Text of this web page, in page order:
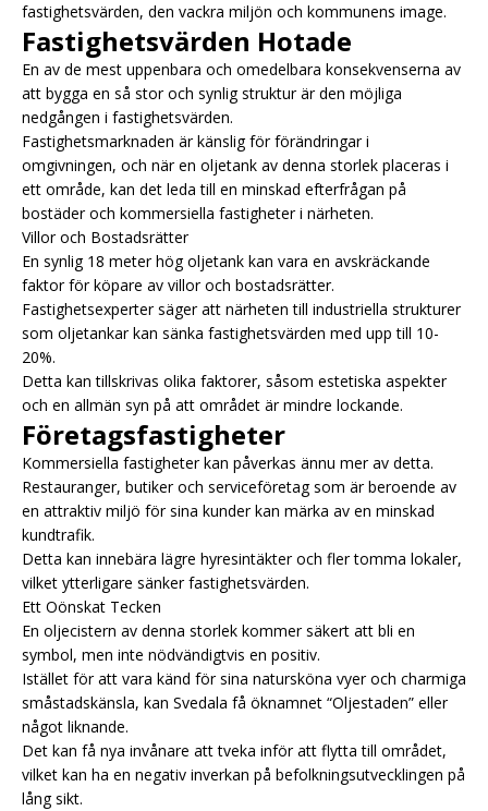
fastighetsvärden, den vackra miljön och kommunens image.
Fastighetsvärden Hotade
En av de mest uppenbara och omedelbara konsekvenserna av
att bygga en så stor och synlig struktur är den möjliga
nedgången i fastighetsvärden.
Fastighetsmarknaden är känslig för förändringar i
omgivningen, och när en oljetank av denna storlek placeras i
ett område, kan det leda till en minskad efterfrågan på
bostäder och kommersiella fastigheter i närheten.
Villor och Bostadsrätter
En synlig 18 meter hög oljetank kan vara en avskräckande
faktor för köpare av villor och bostadsrätter.
Fastighetsexperter säger att närheten till industriella strukturer
som oljetankar kan sänka fastighetsvärden med upp till 10-
20%.
Detta kan tillskrivas olika faktorer, såsom estetiska aspekter
och en allmän syn på att området är mindre lockande.
Företagsfastigheter
Kommersiella fastigheter kan påverkas ännu mer av detta.
Restauranger, butiker och serviceföretag som är beroende av
en attraktiv miljö för sina kunder kan märka av en minskad
kundtrafik.
Detta kan innebära lägre hyresintäkter och fler tomma lokaler,
vilket ytterligare sänker fastighetsvärden.
Ett Oönskat Tecken
En oljecistern av denna storlek kommer säkert att bli en
symbol, men inte nödvändigtvis en positiv.
Istället för att vara känd för sina natursköna vyer och charmiga
småstadskänsla, kan Svedala få öknamnet “Oljestaden” eller
något liknande.
Det kan få nya invånare att tveka inför att flytta till området,
vilket kan ha en negativ inverkan på befolkningsutvecklingen på
lång sikt.